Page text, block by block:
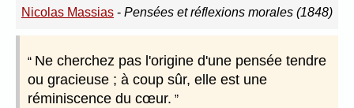
Nicolas Massias - Pensées et réflexions morales (1848)
Ne cherchez pas l'origine d'une pensée tendre
ou gracieuse ; à coup sûr, elle est une
réminiscence du cœur.